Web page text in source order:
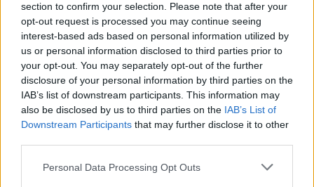
section to confirm your selection. Please note that after your
opt-out request is processed you may continue seeing
interest-based ads based on personal information utilized by
us or personal information disclosed to third parties prior to
your opt-out. You may separately opt-out of the further
disclosure of your personal information by third parties on the
IAB’s list of downstream participants. This information may
also be disclosed by us to third parties on the IAB’s List of
Downstream Participants that may further disclose it to other
Please note that this website/app uses one or more Google
Personal Data Processing Opt Outs